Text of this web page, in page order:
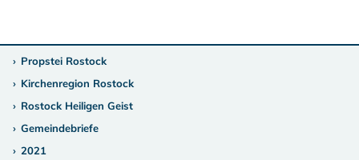
Propstei Rostock
Kirchenregion Rostock
Rostock Heiligen Geist
Gemeindebriefe
2021